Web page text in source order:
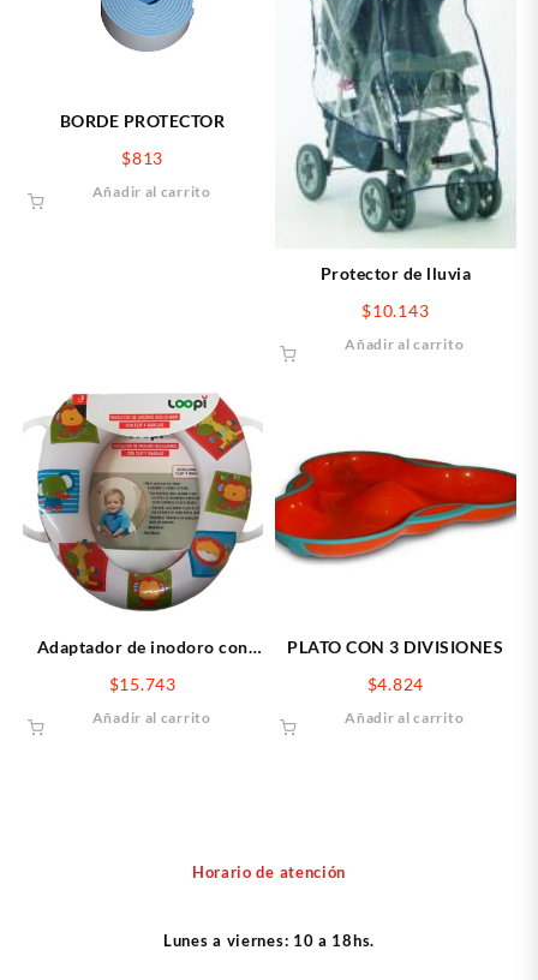
BORDE PROTECTOR
$813
Añadir al carrito
Protector de lluvia
$10.143
Añadir al carrito
Adaptador de inodoro con
$15.743
Añadir al carrito
PLATO CON 3 DIVISIONES
$4.824
Añadir al carrito
Horario de atención
Lunes a viernes: 10 a 18hs.